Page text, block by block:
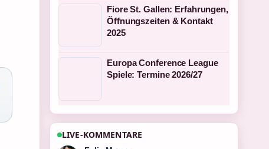
Fiore St. Gallen: Erfahrungen,
Öffnungszeiten & Kontakt
2025
Europa Conference League
Spiele: Termine 2026/27
LIVE-KOMMENTARE